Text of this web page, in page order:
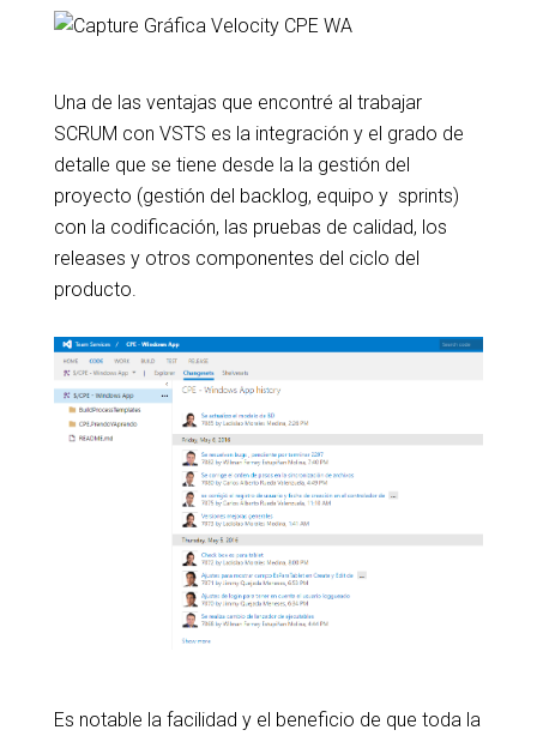
Una de las ventajas que encontré al trabajar
SCRUM con VSTS es la integración y el grado de
detalle que se tiene desde la la gestión del
proyecto (gestión del backlog, equipo y sprints)
con la codificación, las pruebas de calidad, los
releases y otros componentes del ciclo del
producto.
Es notable la facilidad y el beneficio de que toda la